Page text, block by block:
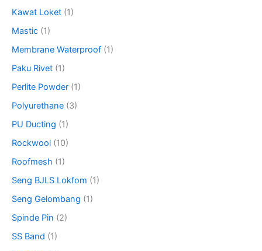
Kawat Loket (1)
Mastic (1)
Membrane Waterproof (1)
Paku Rivet (1)
Perlite Powder (1)
Polyurethane (3)
PU Ducting (1)
Rockwool (10)
Roofmesh (1)
Seng BJLS Lokfom (1)
Seng Gelombang (1)
Spinde Pin (2)
SS Band (1)